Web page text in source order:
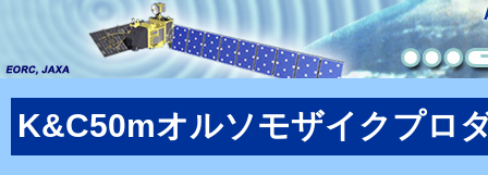
K&C50mオルソモザイクプロ